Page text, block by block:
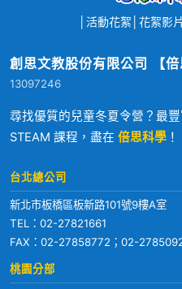
活動花絮 花絮影片
創思文教股份有限公司 【倍
13097246
尋找優質的兒童冬夏令營？最
STEAM 課程，盡在 倍思科學 ！
台北總公司
新北市板橋區板新路101號9樓A室
TEL： 02-27821661
FAX：02-27858772；02-
桃園分部